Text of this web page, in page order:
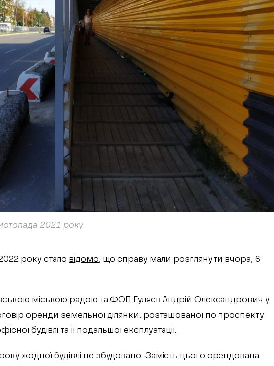
2021 року
року стало відомо, що справу мали розглянути вчора, 6
міською радою та ФОП Гуляєв Андрій Олександрович у
оренди земельної ділянки, розташованої по проспекту
будівлі та її подальшої експлуатації.
жодної будівлі не збудовано. Замість цього орендована